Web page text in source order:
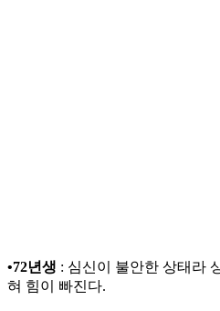
•72년생 : 심신이 불안한 상태라
혀 힘이 빠진다.